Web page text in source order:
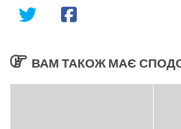
ВАМ ТАКОЖ МАЄ